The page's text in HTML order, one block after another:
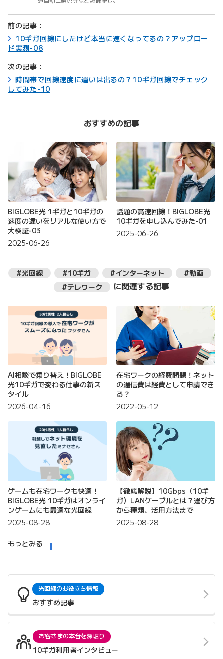
前の記事：
10ギガ回線にしたけど本当に速くなってるの？アップロー
ド実測-08
次の記事：
時間帯で回線速度に違いは出るの？10ギガ回線でチェック
してみた-10
おすすめの記事
BIGLOBE光 1ギガと10ギガの
速度の違いをリアルな使い方で
大検証-03
2025-06-26
話題の高速回線！BIGLOBE光
10ギガを申し込んでみた-01
2025-06-26
#光回線 #10ギガ #インターネット
#動画
#テレワーク
に関連する記事
AI相談で乗り替え！BIGLOBE
光10ギガで変わる仕事の新ス
タイル
2026-04-16
在宅ワークの経費問題！ネット
の通信費は経費として申請でき
る？
2022-05-12
ゲームも在宅ワークも快適！
BIGLOBE光 10ギガはオンライ
ンゲームにも最適な光回線
2025-08-28
【徹底解説】10Gbps（10ギ
ガ）LANケーブルとは？選び方
から種類、活用方法まで
2025-08-28
もっとみる
光回線のお役立ち情報
おすすめ記事
お客さまの本音を深堀り
10ギガ利用者インタビュー